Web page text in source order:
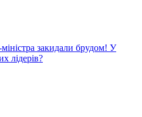
закидали брудом! У
лідерів?